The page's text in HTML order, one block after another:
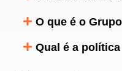
O que é o
Qual é a